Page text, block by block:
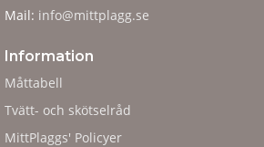
Mail: info@mittplagg.se
Information
Måttabell
Tvätt- och skötselråd
MittPlaggs' Policyer